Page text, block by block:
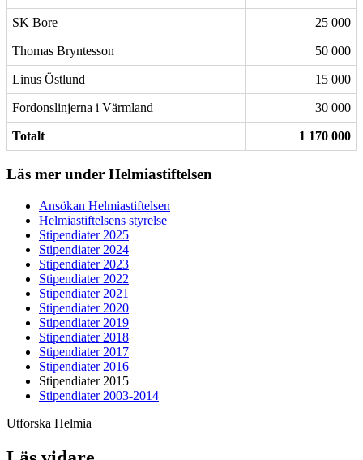
SK Bore 25 000
Thomas Bryntesson 50 000
Linus Östlund 15 000
Fordonslinjerna i Värmland 30 000
Totalt 1 170 000
Läs mer under Helmiastiftelsen
Ansökan Helmiastiftelsen
Helmiastiftelsens styrelse
Stipendiater 2025
Stipendiater 2024
Stipendiater 2023
Stipendiater 2022
Stipendiater 2021
Stipendiater 2020
Stipendiater 2019
Stipendiater 2018
Stipendiater 2017
Stipendiater 2016
Stipendiater 2015
Stipendiater 2003-2014
Utforska Helmia